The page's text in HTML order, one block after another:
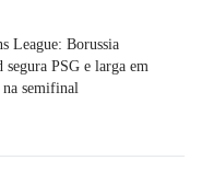
League: Borussia
segura PSG e larga em
na semifinal